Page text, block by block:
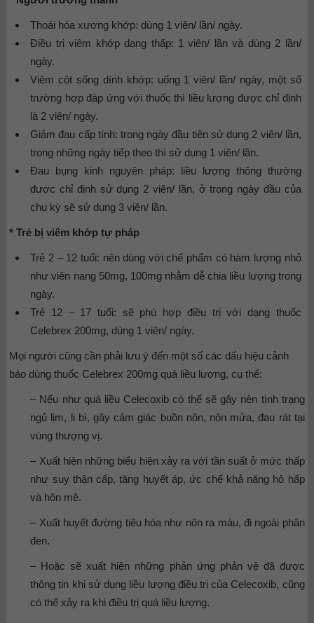
Thoái hóa xương khớp: dùng 1 viên/ lần/ ngày.
Điều trị viêm khớp dạng thấp: 1 viên/ lần và dùng 2 lần/
ngày.
Viêm cột sống dính khớp: uống 1 viên/ lần/ ngày, một số
trường hợp đáp ứng với thuốc thì liều lượng được chỉ định
là 2 viên/ ngày.
Giảm đau cấp tính: trong ngày đầu tiên sử dụng 2 viên/ lần,
trong những ngày tiếp theo thì sử dụng 1 viên/ lần.
Đau bụng kinh nguyên pháp: liều lượng thông thường
được chỉ định sử dụng 2 viên/ lần, ở trong ngày đầu của
chu kỳ sẽ sử dụng 3 viên/ lần.
* Trẻ bị viêm khớp tự pháp
Trẻ 2 – 12 tuổi: nên dùng với chế phẩm có hàm lượng nhỏ
như viên nang 50mg, 100mg nhằm dễ chia liều lượng trong
ngày.
Trẻ 12 – 17 tuổi: sẽ phù hợp điều trị với dạng thuốc
Celebrex 200mg, dùng 1 viên/ ngày.
Mọi người cũng cần phải lưu ý đến một số các dấu hiệu cảnh
báo dùng thuốc Celebrex 200mg quá liều lượng, cụ thể:
– Nếu như quá liều Celecoxib có thể sẽ gây nên tình trạng
ngủ lịm, li bì, gây cảm giác buồn nôn, nôn mửa, đau rát tại
vùng thượng vị.
– Xuất hiện những biểu hiện xảy ra với tần suất ở mức thấp
như suy thận cấp, tăng huyết áp, ức chế khả năng hô hấp
và hôn mê.
– Xuất huyết đường tiêu hóa như nôn ra máu, đi ngoài phân
đen.
– Hoặc sẽ xuất hiện những phản ứng phản vệ đã được
thông tin khi sử dụng liều lượng điều trị của Celecoxib, cũng
có thể xảy ra khi điều trị quá liều lượng.